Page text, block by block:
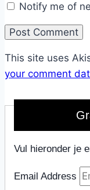
Notify me of
This site uses
your comment
Vul hieronder je
Email Address